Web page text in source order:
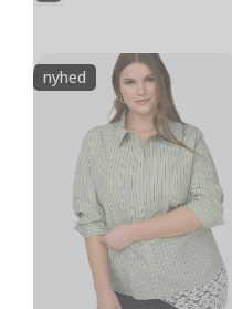
CarOregon
Alva
Stribet
Skjorte
Green
nyhed